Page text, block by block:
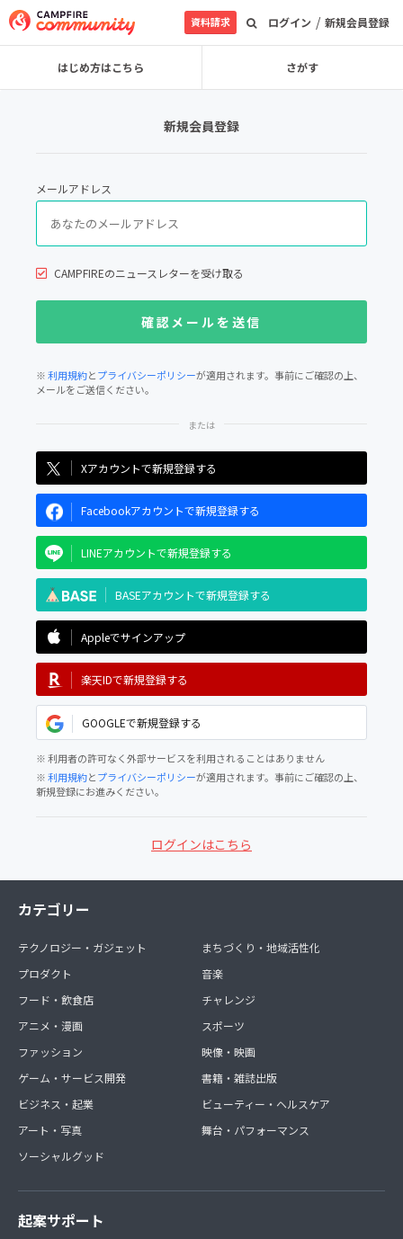
ログイン / 新規会員登録
資料請求
はじめ方はこちら さがす
新規会員登録
メールアドレス
CAMPFIREのニュースレターを受け取る
※利用規約とプライバシーポリシーが適用されます。事前にご確認の上、
メールをご送信ください。
Xアカウントで新規登録する
Facebookアカウントで新規登録する
LINEアカウントで新規登録する
BASEアカウントで新規登録する
Appleでサインアップ
楽天IDで新規登録する
GOOGLEで新規登録する
※ 利用者の許可なく外部サービスを利用されることはありません
※利用規約とプライバシーポリシーが適用されます。事前にご確認の上、
新規登録にお進みください。
ログインはこちら
カテゴリー
テクノロジー・ガジェット
プロダクト
フード・飲食店
アニメ・漫画
ファッション
ゲーム・サービス開発
ビジネス・起業
アート・写真
ソーシャルグッド
まちづくり・地域活性化
音楽
チャレンジ
スポーツ
映像・映画
書籍・雑誌出版
ビューティー・ヘルスケア
舞台・パフォーマンス
起案サポート